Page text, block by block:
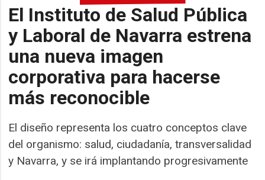
El Instituto de Salud Pública
y Laboral de Navarra estrena
una nueva imagen
corporativa para hacerse
más reconocible
El diseño representa los cuatro conceptos clave
del organismo: salud, ciudadanía, transversalidad
y Navarra, y se irá implantando progresivamente